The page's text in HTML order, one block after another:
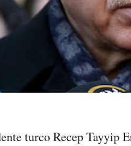
turco Recep Tayyip